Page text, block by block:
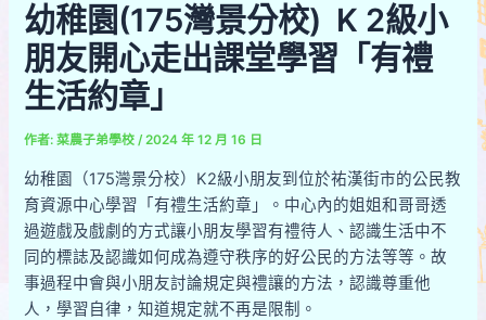
幼稚園(175灣景分校) K 2級小
朋友開心走出課堂學習「有禮
生活約章」
作者:菜農子弟學校/2024 年 12 月 16 日
幼稚園（175灣景分校）K2級小朋友到位於祐漢街市的公民教
育資源中心學習「有禮生活約章」。中心內的姐姐和哥哥透
過遊戲及戲劇的方式讓小朋友學習有禮待人、認識生活中不
同的標誌及認識如何成為遵守秩序的好公民的方法等等。故
事過程中會與小朋友討論規定與禮讓的方法，認識尊重他
人，學習自律，知道規定就不再是限制。